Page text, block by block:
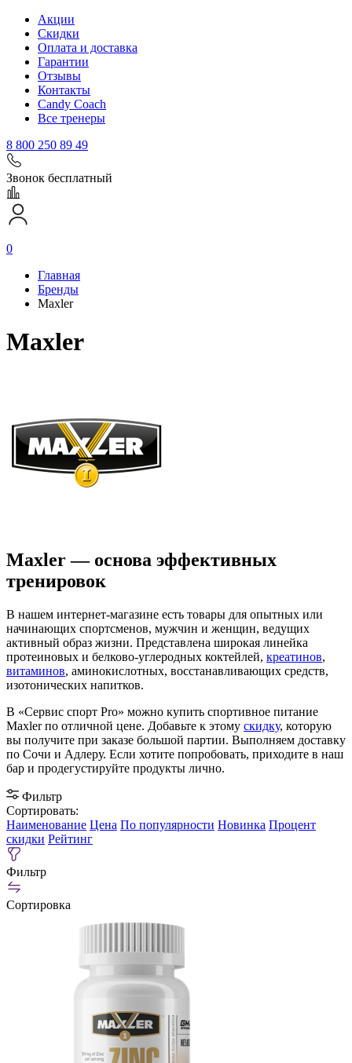
Акции
Скидки
Оплата и доставка
Гарантии
Отзывы
Контакты
Candy Coach
Все тренеры
8 800 250 89 49
Звонок бесплатный
0
Главная
Бренды
Maxler
Maxler
Maxler — основа эффективных
тренировок
В нашем интернет-магазине есть товары для опытных или
начинающих спортсменов, мужчин и женщин, ведущих
активный образ жизни. Представлена широкая линейка
протеиновых и белково-углеродных коктейлей, креатинов,
витаминов, аминокислотных, восстанавливающих средств,
изотонических напитков.
В «Сервис спорт Pro» можно купить спортивное питание
Maxler по отличной цене. Добавьте к этому скидку, которую
вы получите при заказе большой партии. Выполняем доставку
по Сочи и Адлеру. Если хотите попробовать, приходите в наш
бар и продегустируйте продукты лично.
Фильтр
Сортировать:
Наименование Цена По популярности Новинка Процент
скидки Рейтинг
Фильтр
Сортировка